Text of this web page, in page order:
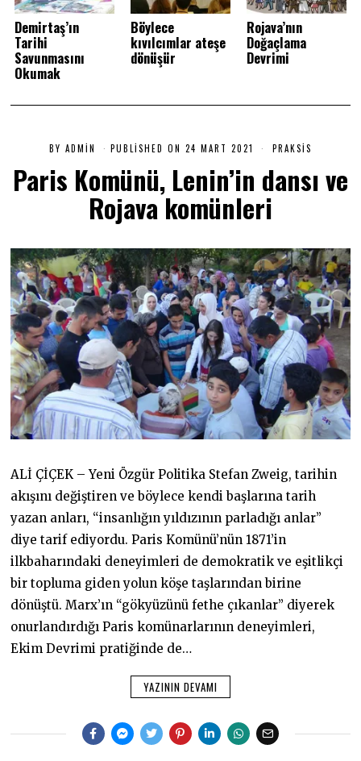
Demirtaş’ın
Tarihi
Savunmasını
Okumak
Böylece
kıvılcımlar ateşe
dönüşür
Rojava’nın
Doğaçlama
Devrimi
BY ADMIN PUBLISHED ON 24 MART 2021
T
2
2
1
PRAKSIS
Paris Komünü, Lenin’in dansı ve
Rojava komünleri
ALİ ÇİÇEK – Yeni Özgür Politika Stefan Zweig, tarihin
akışını değiştiren ve böylece kendi başlarına tarih
yazan anları, “insanlığın yıldızının parladığı anlar”
diye tarif ediyordu. Paris Komünü’nün 1871’in
ilkbaharındaki deneyimleri de demokratik ve eşitlikçi
bir topluma giden yolun köşe taşlarından birine
dönüştü. Marx’ın “gökyüzünü fethe çıkanlar” diyerek
onurlandırdığı Paris komünarlarının deneyimleri,
Ekim Devrimi pratiğinde de…
YAZININ DEVAMI